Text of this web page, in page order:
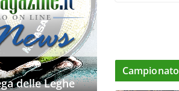
delle Leghe
Campionato